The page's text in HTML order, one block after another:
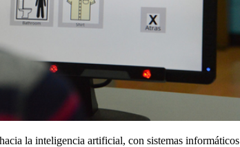
la inteligencia artificial, con sistemas